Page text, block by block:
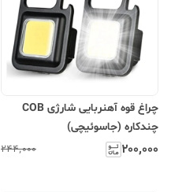
چراغ قوه آهنربایی شارژی COB
چندکاره (جاسوئیچی)
۲۰۰٬۰۰۰ ۲۴۴٬۰۰۰